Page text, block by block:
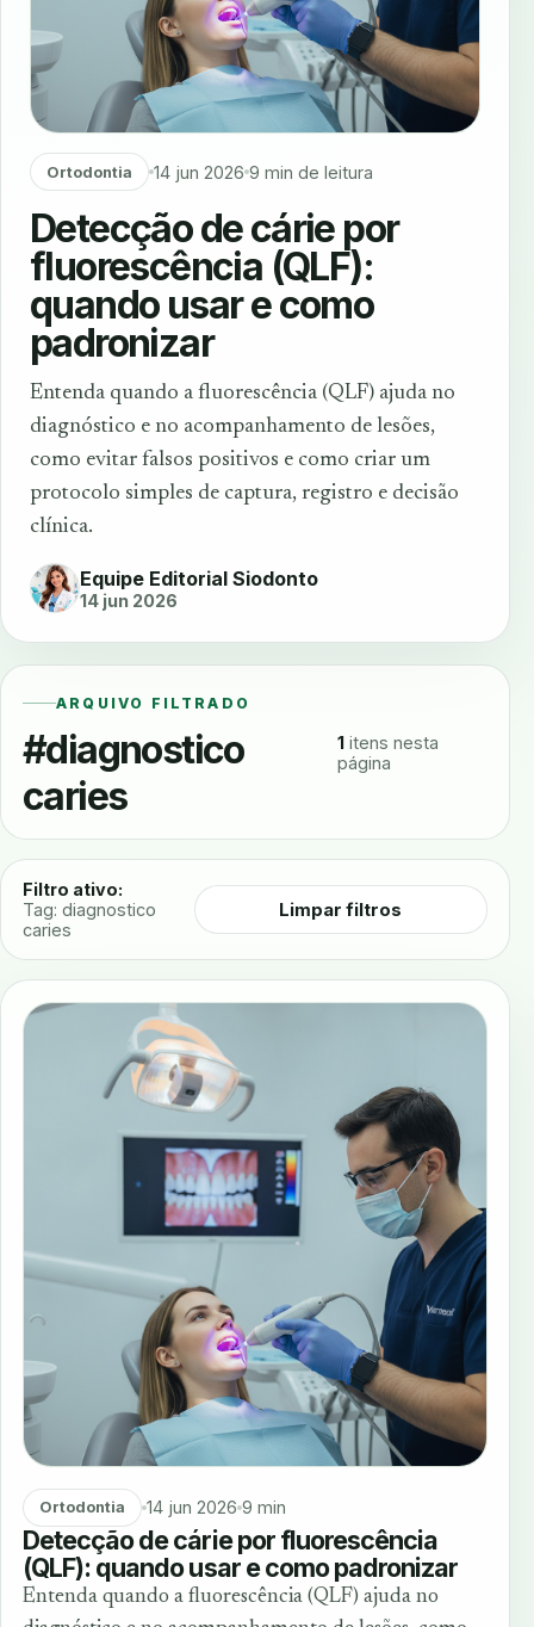
Ortodontia 14 jun 2026 9 min de leitura
Detecção de cárie por
fluorescência (QLF):
quando usar e como
padronizar
Entenda quando a fluorescência (QLF) ajuda no
diagnóstico e no acompanhamento de lesões,
como evitar falsos positivos e como criar um
protocolo simples de captura, registro e decisão
clínica.
Equipe Editorial Siodonto
14 jun 2026
ARQUIVO FILTRADO
#diagnostico
caries
1itens nesta
página
Filtro ativo:
Tag: diagnostico
caries
Limpar filtros
Ortodontia 14 jun 2026 9 min
Detecção de cárie por fluorescência
(QLF): quando usar e como padronizar
Entenda quando a fluorescência (QLF) ajuda no